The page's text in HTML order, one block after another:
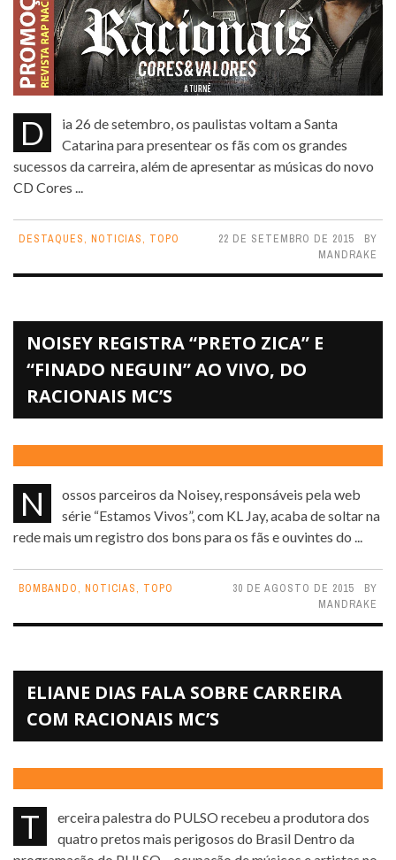
Dia 26 de setembro, os paulistas voltam a Santa
Catarina para presentear os fãs com os grandes
sucessos da carreira, além de apresentar as músicas do novo
CD Cores ...
DESTAQUES, NOTICIAS, TOPO 22 DE SETEMBRO DE 2015
BY
MANDRAKE
NOISEY REGISTRA “PRETO ZICA” E
“FINADO NEGUIN” AO VIVO, DO
RACIONAIS MC’S
Nossos parceiros da Noisey, responsáveis pela web
série “Estamos Vivos”, com KL Jay, acaba de soltar na
rede mais um registro dos bons para os fãs e ouvintes do ...
BOMBANDO, NOTICIAS, TOPO 30 DE AGOSTO DE 2015
BY
MANDRAKE
ELIANE DIAS FALA SOBRE CARREIRA
COM RACIONAIS MC’S
Terceira palestra do PULSO recebeu a produtora dos
quatro pretos mais perigosos do Brasil Dentro da